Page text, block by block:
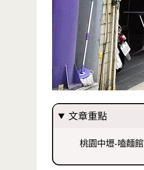
文章重點
桃園中壢-嗑麵館